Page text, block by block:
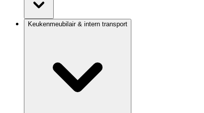
Keukenmeubilair & intern transport